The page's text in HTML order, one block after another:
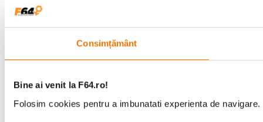
Consimțământ
Bine ai venit la F64.ro!
Folosim cookies pentru a imbunatati experienta de